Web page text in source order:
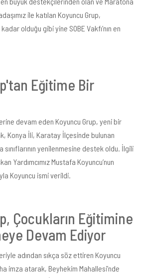
ile katılan Koyuncu Grup,
olduğu gibi yine SOBE Vakfı’nın en
Eğitime Bir
devam eden Koyuncu Grup, yeni bir
Konya İli, Karatay İlçesinde bulunan
sınıflarının yenilenmesine destek oldu. İlgili
Yardımcımız Mustafa Koyuncu’nun
Koyuncu ismi verildi.
Çocukların Eğitimine
Devam Ediyor
adından sıkça söz ettiren Koyuncu
imza atarak, Beyhekim Mahallesi’nde